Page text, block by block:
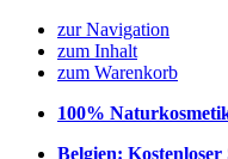
zur Navigation
zum Inhalt
zum Warenkorb
100%
Belgien: